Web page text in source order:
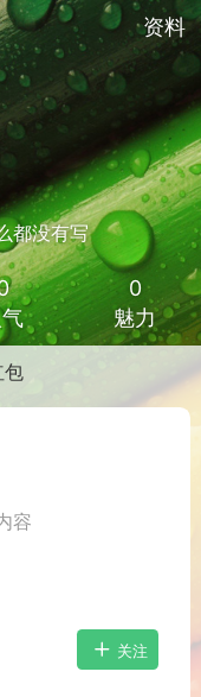
资料
都没有写
0
魅力
包
容
关注